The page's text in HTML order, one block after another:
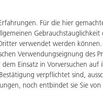
Für die hier
verwendet werden
Verwendungseignung des
Einsatz in Vorversuchen
verpflichtet sind,
noch entbindet sie Sie